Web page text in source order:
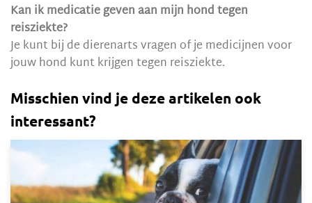
Kan ik medicatie geven aan mijn hond tegen
reisziekte?
Je kunt bij de dierenarts vragen of je medicijnen voor
jouw hond kunt krijgen tegen reisziekte.
Misschien vind je deze artikelen ook
interessant?